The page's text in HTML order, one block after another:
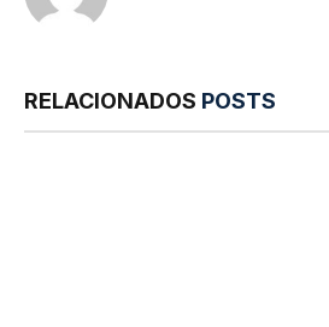
RELACIONADOS POSTS